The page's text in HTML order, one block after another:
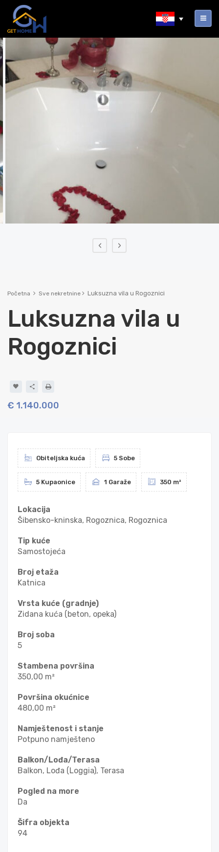
‹ ›
Početna Sve nekretnine Luksuzna vila u Rogoznici
Luksuzna vila u
Rogoznici
€ 1.140.000
Obiteljska kuća 5 Sobe
5 Kupaonice 1 Garaže 350 m²
Lokacija
Šibensko-kninska, Rogoznica, Rogoznica
Tip kuće
Samostojeća
Broj etaža
Katnica
Vrsta kuće (gradnje)
Zidana kuća (beton, opeka)
Broj soba
5
Stambena površina
350,00 m²
Površina okućnice
480,00 m²
Namještenost i stanje
Potpuno namješteno
Balkon/Lođa/Terasa
Balkon, Lođa (Loggia), Terasa
Pogled na more
Da
Šifra objekta
94